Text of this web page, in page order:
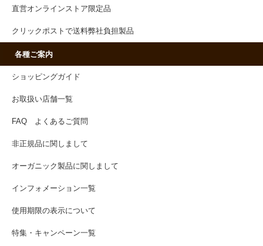
直営オンラインストア限定品
クリックポストで送料弊社負担製品
各種ご案内
ショッピングガイド
お取扱い店舗一覧
FAQ よくあるご質問
非正規品に関しまして
オーガニック製品に関しまして
インフォメーション一覧
使用期限の表示について
特集・キャンペーン一覧